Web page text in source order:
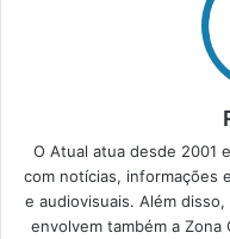
O Atual atua desde 2001
com notícias, informações
e audiovisuais. Além
envolvem também a Zona